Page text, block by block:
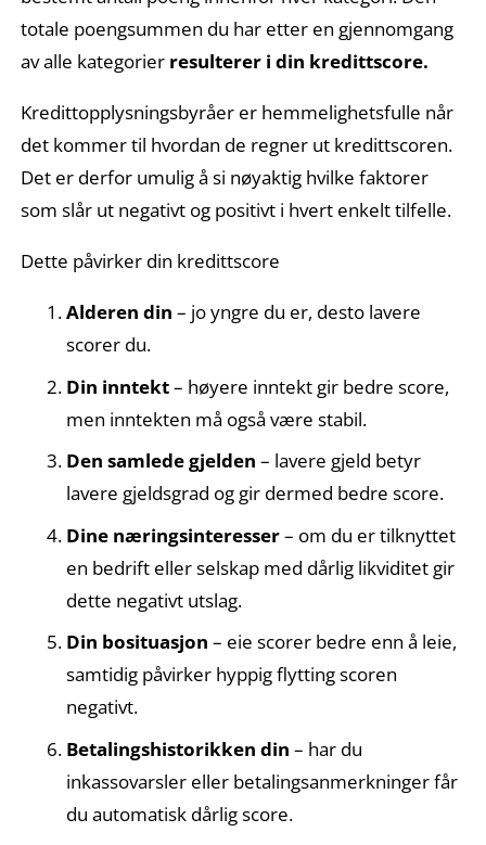
totale poengsummen du har etter en gjennomgang
av alle kategorier resulterer i din kredittscore.
Kredittopplysningsbyråer er hemmelighetsfulle når
det kommer til hvordan de regner ut kredittscoren.
Det er derfor umulig å si nøyaktig hvilke faktorer
som slår ut negativt og positivt i hvert enkelt tilfelle.
Dette påvirker din kredittscore
Alderen din – jo yngre du er, desto lavere
scorer du.
Din inntekt– høyere inntekt gir bedre score,
men inntekten må også være stabil.
Den samlede gjelden– lavere gjeld betyr
lavere gjeldsgrad og gir dermed bedre score.
Dine næringsinteresser– om du er tilknyttet
en bedrift eller selskap med dårlig likviditet gir
dette negativt utslag.
Din bosituasjon – eie scorer bedre enn å leie,
samtidig påvirker hyppig flytting scoren
negativt.
Betalingshistorikken din – har du
inkassovarsler eller betalingsanmerkninger får
du automatisk dårlig score.